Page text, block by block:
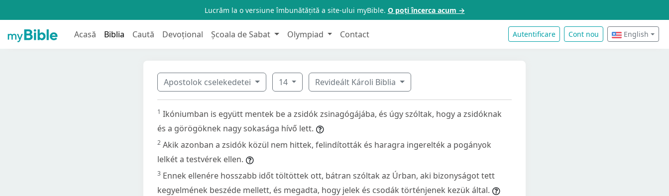
Lucrăm la o versiune îmbunătățită a site-ului myBible. O poți încerca acum →
Acasă Biblia Caută Devoțional Școala de Sabat Olympiad Contact Autentificare Cont nou English
Apostolok cselekedetei 14 Revideált Károli Biblia
1 Ikóniumban is együtt mentek be a zsidók zsinagógájába, és úgy szóltak, hogy a zsidóknak
és a görögöknek nagy sokasága hívő lett.
2 Akik azonban a zsidók közül nem hittek, felindították és haragra ingerelték a pogányok
lelkét a testvérek ellen.
3 Ennek ellenére hosszabb időt töltöttek ott, bátran szóltak az Úrban, aki bizonyságot tett
kegyelmének beszéde mellett, és megadta, hogy jelek és csodák történjenek kezük által.